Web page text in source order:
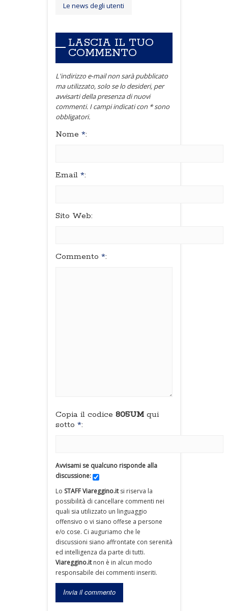
Le news degli utenti
LASCIA IL TUO
COMMENTO
L'indirizzo e-mail non sarà pubblicato
ma utilizzato, solo se lo desideri, per
avvisarti della presenza di nuovi
commenti. I campi indicati con * sono
obbligatori.
Nome *:
Email *:
Sito Web:
Commento *:
Copia il codice 805UM qui
sotto *:
Avvisami se qualcuno risponde alla
discussione:
Lo STAFF Viareggino.itsi riserva la
possibilità di cancellare commenti nei
quali sia utilizzato un linguaggio
offensivo o vi siano offese a persone
e/o cose. Ci auguriamo che le
discussioni siano affrontate con serenità
ed intelligenza da parte di tutti.
Viareggino.itnon è in alcun modo
responsabile dei commenti inseriti.